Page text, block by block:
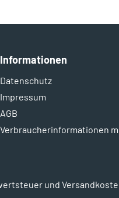
Informationen
Datenschutz
Impressum
AGB
Verbraucherinformationen
und